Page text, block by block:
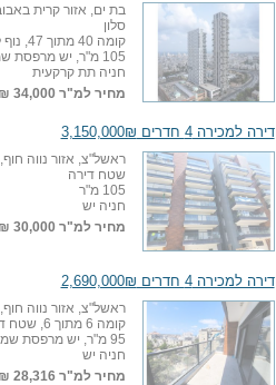
סלון
קומה 40 מתוך 47, נוף לעיר, שטח דירה
105 מ"ר, יש מרפסת שמש 1
חניה תת קרקעית
מחיר למ"ר 34,000 ₪
דירה למכירה 4 חדרים 3,150,000₪
ראשל"צ, אזור נווה חוף, 3 חדרי שינה + סלון
שטח דירה
105 מ"ר
חניה יש
מחיר למ"ר 30,000 ₪
דירה למכירה 4 חדרים 2,690,000₪
ראשל"צ, אזור נווה חוף, 3 חדרי שינה + סלון
קומה 6 מתוך 6, שטח דירה
95 מ"ר, יש מרפסת שמש 1
חניה יש
מחיר למ"ר 28,316 ₪